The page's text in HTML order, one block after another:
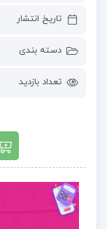
تاریخ انتشار
دسته بندی
تعداد بازدید